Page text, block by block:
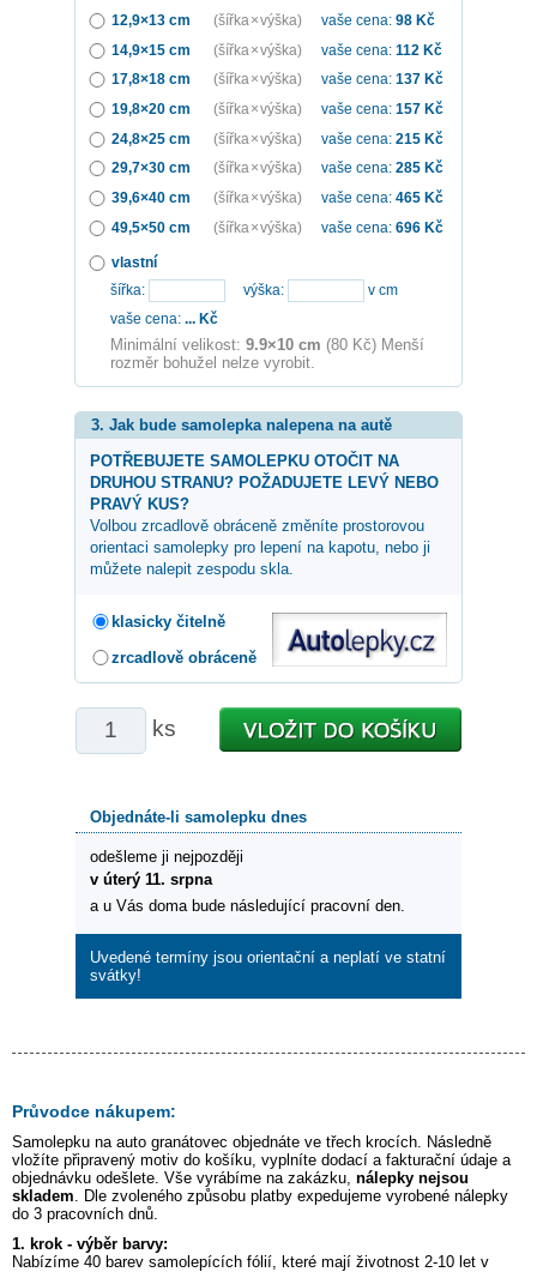
12,9×13 cm
(šířka × výška) vaše cena: 98 Kč
14,9×15 cm
(šířka × výška) vaše cena: 112 Kč
17,8×18 cm
(šířka × výška) vaše cena: 137 Kč
19,8×20 cm
(šířka × výška) vaše cena: 157 Kč
24,8×25 cm
(šířka × výška) vaše cena: 215 Kč
29,7×30 cm
(šířka × výška) vaše cena: 285 Kč
39,6×40 cm
(šířka × výška) vaše cena: 465 Kč
49,5×50 cm
(šířka × výška) vaše cena: 696 Kč
vlastní
šířka:
výška:
v cm
vaše cena: ... Kč
Minimální velikost: 9.9×10 cm (80 Kč) Menší
rozměr bohužel nelze vyrobit.
3. Jak bude samolepka nalepena na autě
POTŘEBUJETE SAMOLEPKU OTOČIT NA
DRUHOU STRANU? POŽADUJETE LEVÝ NEBO
PRAVÝ KUS?
Volbou zrcadlově obráceně změníte prostorovou
orientaci samolepky pro lepení na kapotu, nebo ji
můžete nalepit zespodu skla.
klasicky čitelně
zrcadlově obráceně
ks
Objednáte-li samolepku dnes
odešleme ji nejpozději
v úterý 11. srpna
a u Vás doma bude následující pracovní den.
Uvedené termíny jsou orientační a neplatí ve statní
svátky!
Průvodce nákupem:
Samolepku na auto granátovec objednáte ve třech krocích. Následně
vložíte připravený motiv do košíku, vyplníte dodací a fakturační údaje a
objednávku odešlete. Vše vyrábíme na zakázku, nálepky nejsou
skladem. Dle zvoleného způsobu platby expedujeme vyrobené nálepky
do 3 pracovních dnů.
1. krok - výběr barvy:
Nabízíme 40 barev samolepících fólií, které mají životnost 2-10 let v